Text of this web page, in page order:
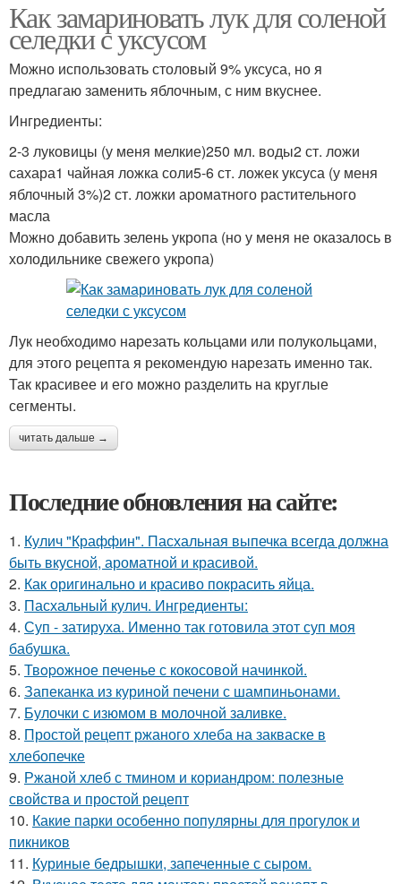
Как замариновать лук для соленой
селедки с уксусом
Можно использовать столовый 9% уксуса, но я
предлагаю заменить яблочным, с ним вкуснее.
Ингредиенты:
2-3 луковицы (у меня мелкие)250 мл. воды2 ст. ложи
сахара1 чайная ложка соли5-6 ст. ложек уксуса (у меня
яблочный 3%)2 ст. ложки ароматного растительного
масла
Можно добавить зелень укропа (но у меня не оказалось в
холодильнике свежего укропа)
Лук необходимо нарезать кольцами или полукольцами,
для этого рецепта я рекомендую нарезать именно так.
Так красивее и его можно разделить на круглые
сегменты.
читать дальше →
Последние обновления на сайте:
1. Кулич "Краффин". Пасхальная выпечка всегда должна
быть вкусной, ароматной и красивой.
2. Как оригинально и красиво покрасить яйца.
3. Пасхальный кулич. Ингредиенты:
4. Суп - затируха. Именно так готовила этот суп моя
бабушка.
5. Твopoжное печенье с кокосовой начинкой.
6. Запеканка из куриной печени с шампиньонами.
7. Булочки с изюмом в молочной заливке.
8. Простой рецепт ржаного хлеба на закваске в
хлебопечке
9. Ржаной хлеб с тмином и кориандром: полезные
свойства и простой рецепт
10. Какие парки особенно популярны для прогулок и
пикников
11. Куриные бедрышки, запеченные с сыром.